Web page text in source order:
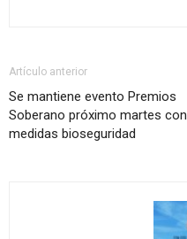
Artículo anterior
Se mantiene evento Premios
Soberano próximo martes con
medidas bioseguridad